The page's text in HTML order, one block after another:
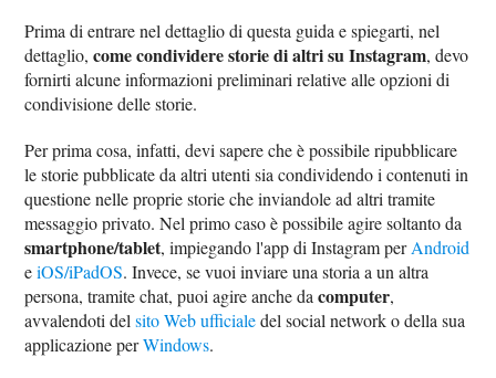
Prima di entrare nel dettaglio di questa guida e spiegarti, nel
dettaglio,come condividere storie di altri su Instagram, devo
fornirti alcune informazioni preliminari relative alle opzioni di
condivisione delle storie.
Per prima cosa, infatti, devi sapere che è possibile ripubblicare
le storie pubblicate da altri utenti sia condividendo i contenuti in
questione nelle proprie storie che inviandole ad altri tramite
messaggio privato. Nel primo caso è possibile agire soltanto da
smartphone/tablet, impiegando l'app di Instagram perAndroid
eiOS/iPadOS. Invece, se vuoi inviare una storia a un altra
persona, tramite chat, puoi agire anche dacomputer,
avvalendoti delsito Web ufficialedel social network o della sua
applicazione perWindows.